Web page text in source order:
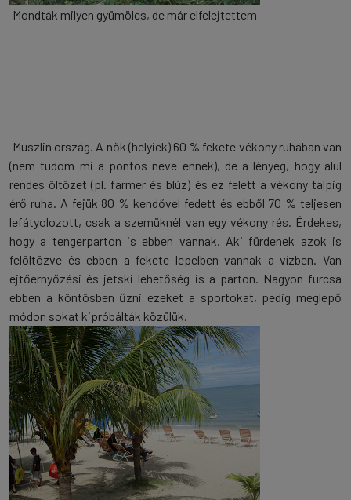
Mondták milyen gyümölcs, de már elfelejtettem
Muszlin ország. A nők (helyiek) 60 % fekete vékony ruhában van
(nem tudom mi a pontos neve ennek), de a lényeg, hogy alul
rendes öltözet (pl. farmer és blúz) és ez felett a vékony talpig
érő ruha. A fejük 80 % kendővel fedett és ebből 70 % teljesen
lefátyolozott, csak a szemüknél van egy vékony rés. Érdekes,
hogy a tengerparton is ebben vannak. Aki fürdenek azok is
felöltözve és ebben a fekete lepelben vannak a vízben. Van
ejtőernyőzési és jetski lehetőség is a parton. Nagyon furcsa
ebben a köntösben űzni ezeket a sportokat, pedig meglepő
módon sokat kipróbálták közülük.